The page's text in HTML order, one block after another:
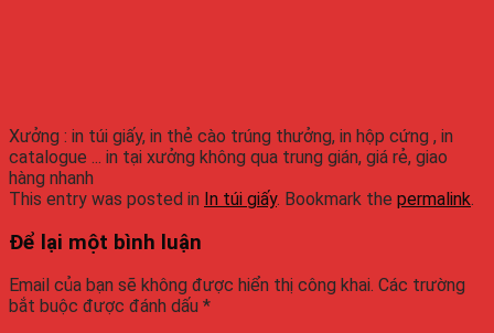
Xưởng : in túi giấy, in thẻ cào trúng thưởng, in hộp cứng , in
catalogue ... in tại xưởng không qua trung gián, giá rẻ, giao
hàng nhanh
This entry was posted in In túi giấy. Bookmark the permalink.
Để lại một bình luận
Email của bạn sẽ không được hiển thị công khai. Các trường
bắt buộc được đánh dấu *